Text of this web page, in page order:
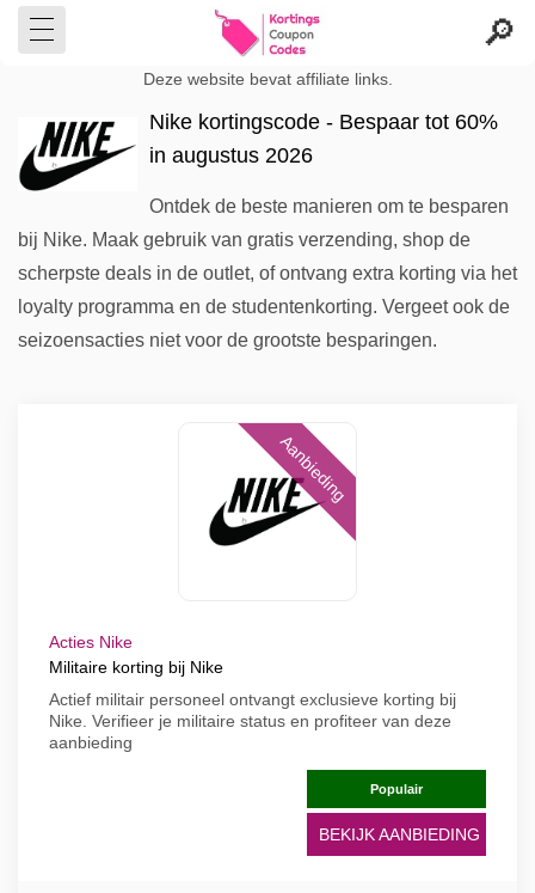
Deze website bevat affiliate links.
Nike kortingscode - Bespaar tot 60%
in augustus 2026
Ontdek de beste manieren om te besparen
bij Nike. Maak gebruik van gratis verzending, shop de
scherpste deals in de outlet, of ontvang extra korting via het
loyalty programma en de studentenkorting. Vergeet ook de
seizoensacties niet voor de grootste besparingen.
Aanbieding
Acties Nike
Militaire korting bij Nike
Actief militair personeel ontvangt exclusieve korting bij
Nike. Verifieer je militaire status en profiteer van deze
aanbieding
Populair
BEKIJK AANBIEDING